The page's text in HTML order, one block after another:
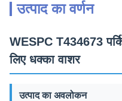
उत्पाद का वर्णन
WESPC T434673
लिए धक्का वाशर
उत्पाद का अवलोकन